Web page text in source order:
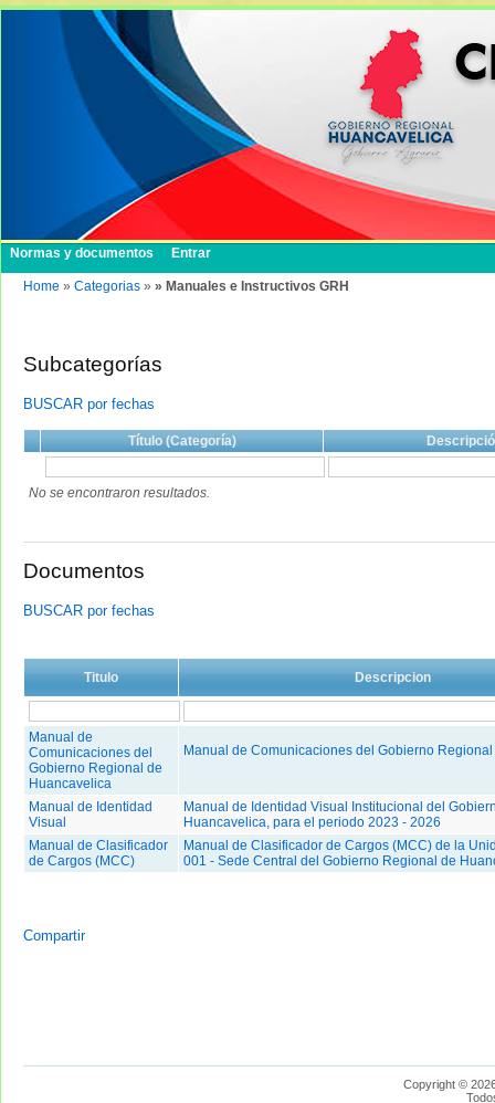
Normas y documentos Entrar
Home » Categorias » » Manuales e Instructivos GRH
Subcategorías
BUSCAR por fechas
Título (Categoría)
No se encontraron resultados.
Documentos
BUSCAR por fechas
Titulo Descripcion
Manual de
Comunicaciones del
Gobierno Regional de
Huancavelica
Manual de Comunicaciones del Gobierno
Manual de Identidad
Visual
Manual de Identidad Visual Institucional del
Huancavelica, para el periodo 2023 - 2026
Manual de Clasificador
de Cargos (MCC)
Manual de Clasificador de Cargos (MCC) de la
001 - Sede Central del Gobierno Regional de
Compartir
Copyright ©